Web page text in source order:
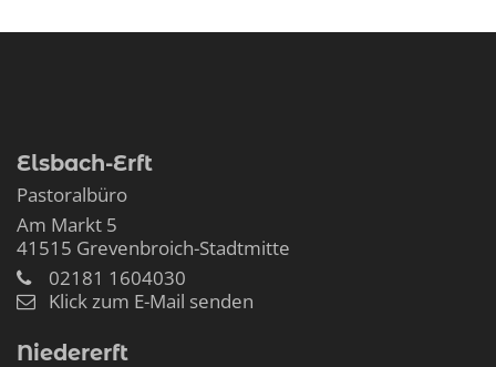
Elsbach-Erft
Pastoralbüro
Am Markt 5
41515 Grevenbroich-Stadtmitte
02181 1604030
Klick zum E-Mail senden
Niedererft